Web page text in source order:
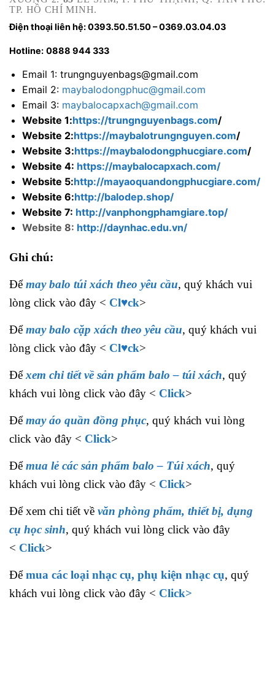
TP. HỒ CHÍ MINH.
Điện thoại liên hệ: 0393.50.51.50 – 0369.03.04.03
Hotline: 0888 944 333
Email 1: trungnguyenbags@gmail.com
Email 2: maybalodongphuc@gmail.com
Email 3: maybalocapxach@gmail.com
Website 1:https://trungnguyenbags.com/
Website 2:https://maybalotrungnguyen.com/
Website 3:https://maybalodongphucgiare.com/
Website 4: https://maybalocapxach.com/
Website 5:http://mayaoquandongphucgiare.com/
Website 6:http://balodep.shop/
Website 7: http://vanphongphamgiare.top/
Website 8: http://daynhac.edu.vn/
Ghi chú:
Đểmay balo túi xách theo yêu cầu, quý khách vui
lòng click vào đây < Cl♥ck>
Đểmay balo cặp xách theo yêu cầu, quý khách vui
lòng click vào đây < Cl♥ck>
Đểxem chi tiết về sản phẩm balo – túi xách, quý
khách vui lòng click vào đây < Click>
Đểmay áo quần đồng phục, quý khách vui lòng
click vào đây < Click>
Đểmua lẻ các sản phẩm balo – Túi xách, quý
khách vui lòng click vào đây < Click>
Để xem chi tiết về văn phòng phẩm, thiết bị, dụng
cụ học sinh, quý khách vui lòng click vào đây
< Click>
Đểmua các loại nhạc cụ, phụ kiện nhạc cụ, quý
khách vui lòng click vào đây < Click>